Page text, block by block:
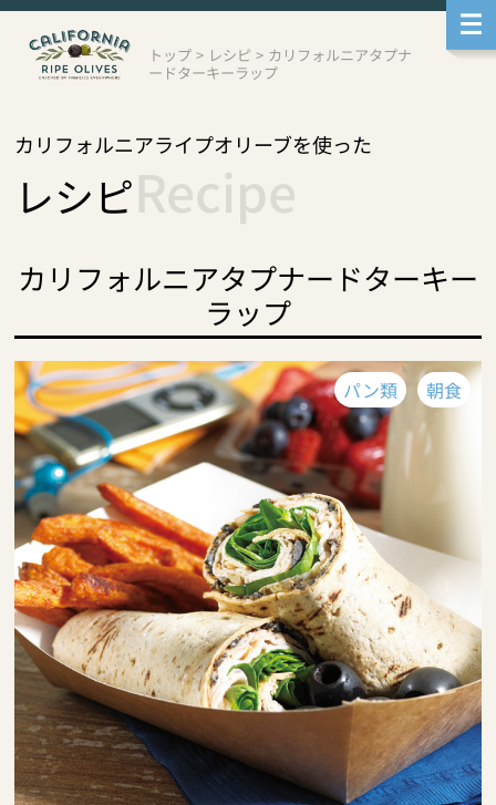
メ
本
ー
へ
移
動
トップ > レシピ > カリフォルニアタプナ
ードターキーラップ
カリフォルニアライプオリーブを使った
レシピRecipe
カリフォルニアタプナードターキー
ラップ
パン類 朝食